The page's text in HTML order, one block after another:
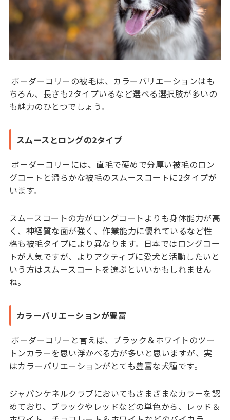
ボーダーコリーの被毛は、カラーバリエーションはも
ちろん、長さも2タイプいるなど選べる選択肢が多いの
も魅力のひとつでしょう。
スムースとロングの2タイプ
ボーダーコリーには、直毛で硬めで分厚い被毛のロン
グコートと滑らかな被毛のスムースコートに2タイプが
います。
スムースコートの方がロングコートよりも身体能力が高
く、神経質な面が強く、作業能力に優れているなど性
格も被毛タイプにより異なります。日本ではロングコー
トが人気ですが、よりアクティブに愛犬と活動したいと
いう方はスムースコートを選ぶといいかもしれません
ね。
カラーバリエーションが豊富
ボーダーコリーと言えば、ブラック＆ホワイトのツー
トンカラーを思い浮かべる方が多いと思いますが、実
はカラーバリエーションがとても豊富な犬種です。
ジャパンケネルクラブにおいてもさまざまなカラーを認
めており、ブラックやレッドなどの単色から、レッド＆